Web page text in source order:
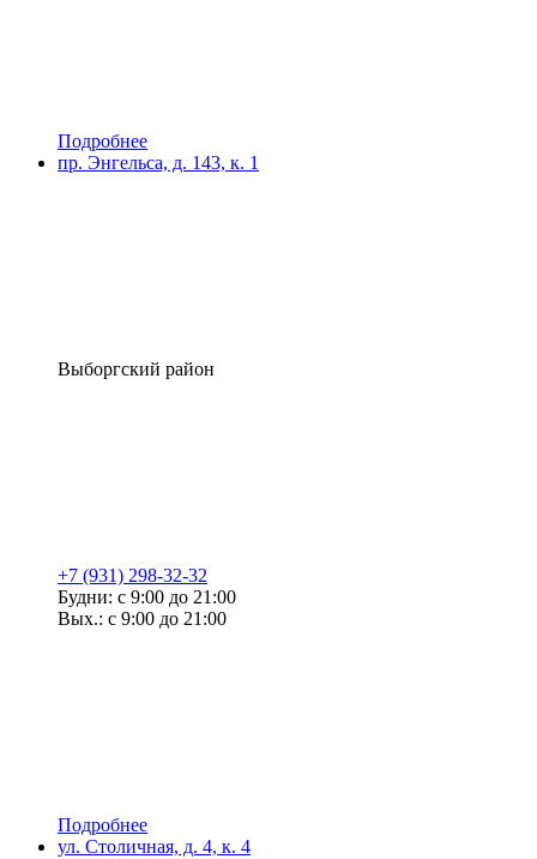
Подробнее
пр. Энгельса, д. 143, к. 1
Выборгский район
+7 (931) 298-32-32
Будни: с 9:00 до 21:00
Вых.: с 9:00 до 21:00
Подробнее
ул. Столичная, д. 4, к. 4